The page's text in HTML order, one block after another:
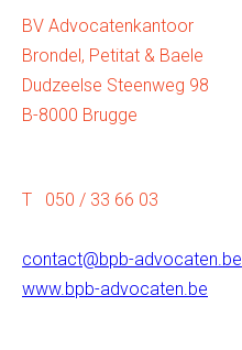
BV Advocatenkantoor
Brondel, Petitat & Baele
Dudzeelse Steenweg 98
B-8000 Brugge
T 050 / 33 66 03
contact@bpb-advocaten.be
www.bpb-advocaten.be